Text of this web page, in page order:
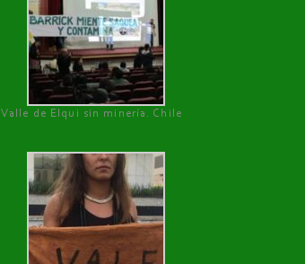
Valle de Elqui sin minería. Chile